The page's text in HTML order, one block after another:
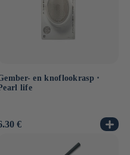
en knoflookrasp ⋅
life
€